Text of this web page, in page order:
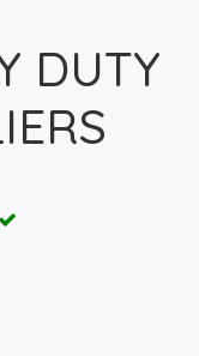
DUTY